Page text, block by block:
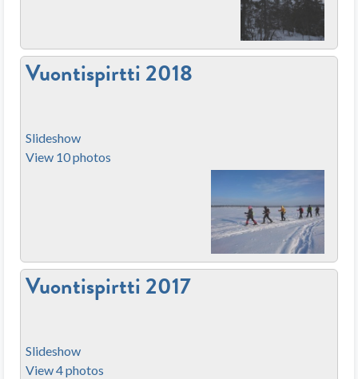
Vuontispirtti 2018
Slideshow
View 10 photos
Vuontispirtti 2017
Slideshow
View 4 photos